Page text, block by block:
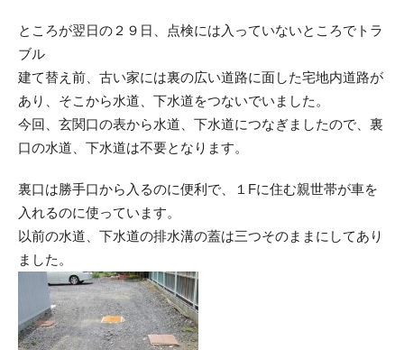
ところが翌日の２９日、点検には入っていないところでトラ
ブル
建て替え前、古い家には裏の広い道路に面した宅地内道路が
あり、そこから水道、下水道をつないでいました。
今回、玄関口の表から水道、下水道につなぎましたので、裏
口の水道、下水道は不要となります。
裏口は勝手口から入るのに便利で、１Fに住む親世帯が車を
入れるのに使っています。
以前の水道、下水道の排水溝の蓋は三つそのままにしてあり
ました。